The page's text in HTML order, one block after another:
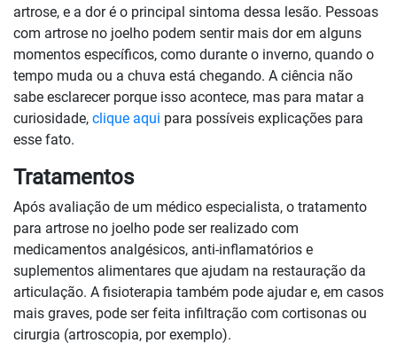
artrose, e a dor é o principal sintoma dessa lesão. Pessoas
com artrose no joelho podem sentir mais dor em alguns
momentos específicos, como durante o inverno, quando o
tempo muda ou a chuva está chegando. A ciência não
sabe esclarecer porque isso acontece, mas para matar a
curiosidade, clique aqui para possíveis explicações para
esse fato.
Tratamentos
Após avaliação de um médico especialista, o tratamento
para artrose no joelho pode ser realizado com
medicamentos analgésicos, anti-inflamatórios e
suplementos alimentares que ajudam na restauração da
articulação. A fisioterapia também pode ajudar e, em casos
mais graves, pode ser feita infiltração com cortisonas ou
cirurgia (artroscopia, por exemplo).